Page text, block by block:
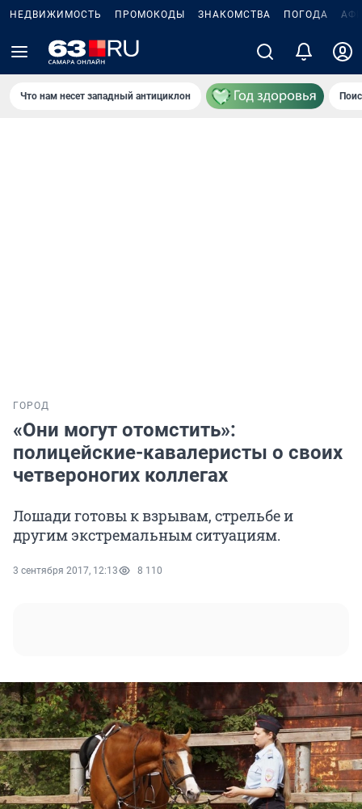
НЕДВИЖИМОСТЬ ПРОМОКОДЫ ЗНАКОМСТВА ПОГОДА
Что нам несет западный антициклон
ГОРОД
«Они могут отомстить»:
полицейские-кавалеристы о своих
четвероногих коллегах
Лошади готовы к взрывам, стрельбе и
другим экстремальным ситуациям.
3 сентября 2017, 12:13 8 110